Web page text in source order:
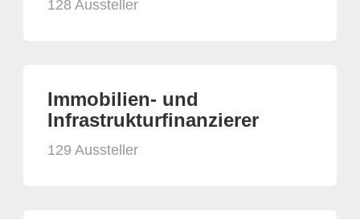
128 Aussteller
Immobilien- und
Infrastrukturfinanzierer
129 Aussteller